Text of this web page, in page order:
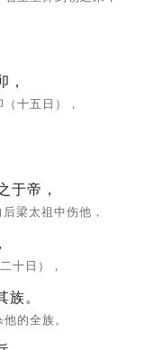
，
（十五日），
于帝，
后梁太祖中伤他，
十日），
族。
他的全族。